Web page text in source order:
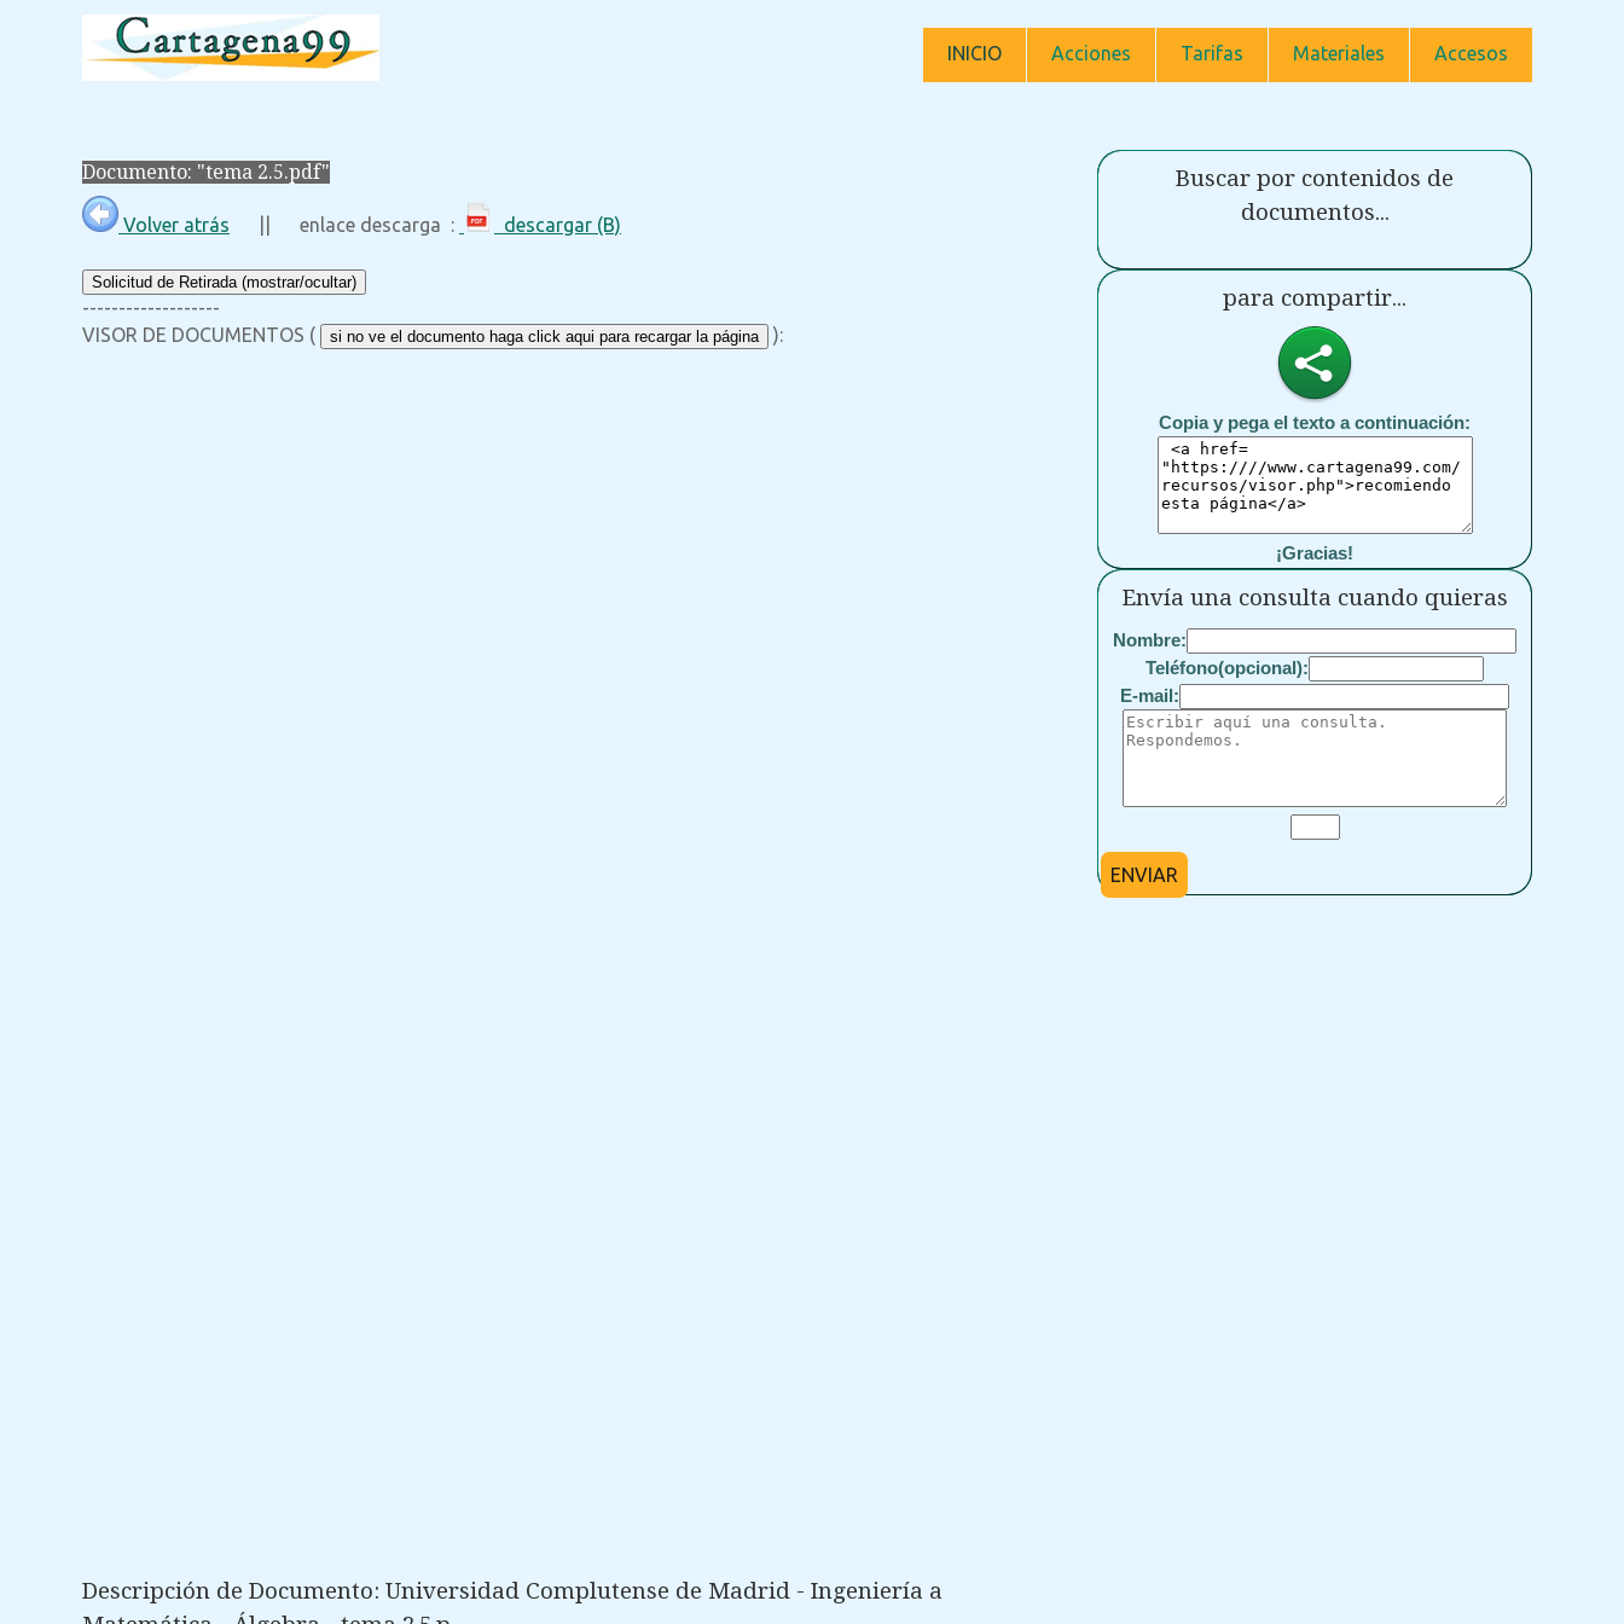
INICIO Acciones Tarifas Materiales Accesos
Documento: "tema 2.5.pdf"
Volver atrás || enlace descarga : descargar (B)
Solicitud de Retirada (mostrar/ocultar)
-------------------
VISOR DE DOCUMENTOS (
si no ve el documento haga click aqui para recargar la página ):
Descripción de Documento: Universidad Complutense de Madrid - Ingeniería a
Buscar por contenidos de
documentos...
para compartir...
Copia y pega el texto a continuación:
¡Gracias!
Envía una consulta cuando quieras
Nombre:
Teléfono(opcional):
E-mail:
ENVIAR